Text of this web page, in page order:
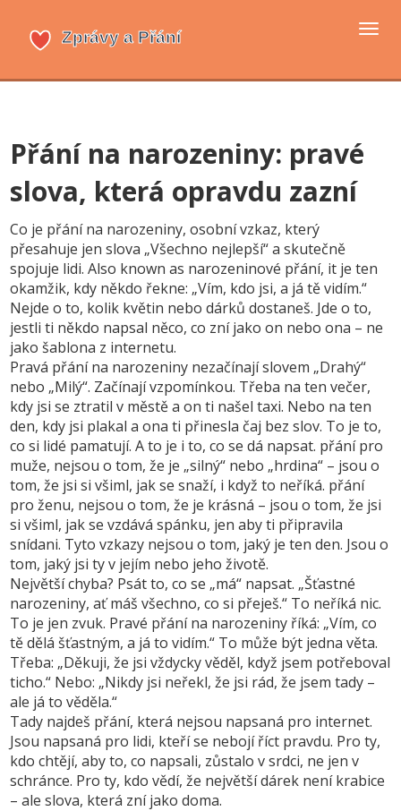
Přání na narozeniny: pravé
slova, která opravdu zazní
Co je přání na narozeniny,osobní vzkaz, který
přesahuje jen slova „Všechno nejlepší“ a skutečně
spojuje lidi. Also known as narozeninové přání, it je ten
okamžik, kdy někdo řekne: „Vím, kdo jsi, a já tě vidím.“
Nejde o to, kolik květin nebo dárků dostaneš. Jde o to,
jestli ti někdo napsal něco, co zní jako on nebo ona – ne
jako šablona z internetu.
Pravá přání na narozeniny nezačínají slovem „Drahý“
nebo „Milý“. Začínají vzpomínkou. Třeba na ten večer,
kdy jsi se ztratil v městě a on ti našel taxi. Nebo na ten
den, kdy jsi plakal a ona ti přinesla čaj bez slov. To je to,
co si lidé pamatují. A to je i to, co se dá napsat. přání pro
muže, nejsou o tom, že je „silný“ nebo „hrdina“ – jsou o
tom, že jsi si všiml, jak se snaží, i když to neříká. přání
pro ženu, nejsou o tom, že je krásná – jsou o tom, že jsi
si všiml, jak se vzdává spánku, jen aby ti připravila
snídani. Tyto vzkazy nejsou o tom, jaký je ten den. Jsou o
tom, jaký jsi ty v jejím nebo jeho životě.
Největší chyba? Psát to, co se „má“ napsat. „Šťastné
narozeniny, ať máš všechno, co si přeješ.“ To neříká nic.
To je jen zvuk. Pravé přání na narozeniny říká: „Vím, co
tě dělá šťastným, a já to vidím.“ To může být jedna věta.
Třeba: „Děkuji, že jsi vždycky věděl, když jsem potřeboval
ticho.“ Nebo: „Nikdy jsi neřekl, že jsi rád, že jsem tady –
ale já to věděla.“
Tady najdeš přání, která nejsou napsaná pro internet.
Jsou napsaná pro lidi, kteří se nebojí říct pravdu. Pro ty,
kdo chtějí, aby to, co napsali, zůstalo v srdci, ne jen v
schránce. Pro ty, kdo vědí, že největší dárek není krabice
– ale slova, která zní jako doma.